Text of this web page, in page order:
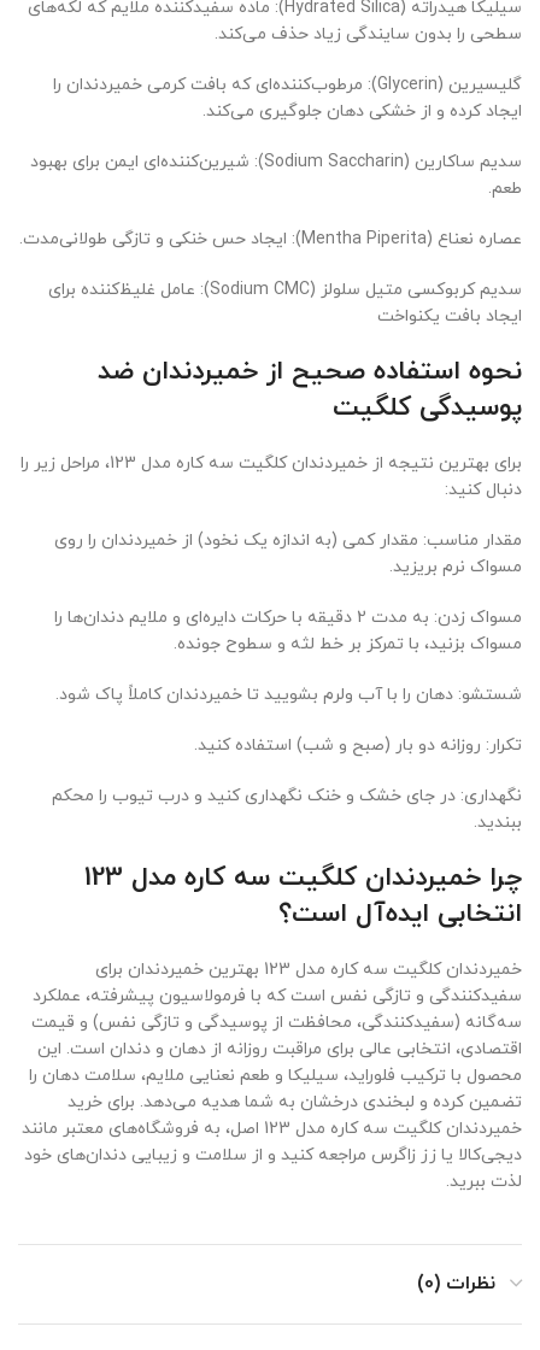
سیلیکا هیدراته (Hydrated Silica): ماده سفیدکننده ملایم که لکه‌های
سطحی را بدون سایندگی زیاد حذف می‌کند.
گلیسیرین (Glycerin): مرطوب‌کننده‌ای که بافت کرمی خمیردندان را
ایجاد کرده و از خشکی دهان جلوگیری می‌کند.
سدیم ساکارین (Sodium Saccharin): شیرین‌کننده‌ای ایمن برای بهبود
طعم.
عصاره نعناع (Mentha Piperita): ایجاد حس خنکی و تازگی طولانی‌مدت.
سدیم کربوکسی متیل سلولز (Sodium CMC): عامل غلیظ‌کننده برای
ایجاد بافت یکنواخت
نحوه استفاده صحیح از خمیردندان ضد
پوسیدگی کلگیت
برای بهترین نتیجه از خمیردندان کلگیت سه کاره مدل 123، مراحل زیر را
دنبال کنید:
مقدار مناسب: مقدار کمی (به اندازه یک نخود) از خمیردندان را روی
مسواک نرم بریزید.
مسواک زدن: به مدت 2 دقیقه با حرکات دایره‌ای و ملایم دندان‌ها را
مسواک بزنید، با تمرکز بر خط لثه و سطوح جونده.
شستشو: دهان را با آب ولرم بشویید تا خمیردندان کاملاً پاک شود.
تکرار: روزانه دو بار (صبح و شب) استفاده کنید.
نگهداری: در جای خشک و خنک نگهداری کنید و درب تیوب را محکم
ببندید.
چرا خمیردندان کلگیت سه کاره مدل 123
انتخابی ایده‌آل است؟
خمیردندان کلگیت سه کاره مدل 123 بهترین خمیردندان برای
سفیدکنندگی و تازگی نفس است که با فرمولاسیون پیشرفته، عملکرد
سه‌گانه (سفیدکنندگی، محافظت از پوسیدگی و تازگی نفس) و قیمت
اقتصادی، انتخابی عالی برای مراقبت روزانه از دهان و دندان است. این
محصول با ترکیب فلوراید، سیلیکا و طعم نعنایی ملایم، سلامت دهان را
تضمین کرده و لبخندی درخشان به شما هدیه می‌دهد. برای خرید
خمیردندان کلگیت سه کاره مدل 123 اصل، به فروشگاه‌های معتبر مانند
دیجی‌کالا یا زز زاگرس مراجعه کنید و از سلامت و زیبایی دندان‌های خود
لذت ببرید.
نظرات (0)